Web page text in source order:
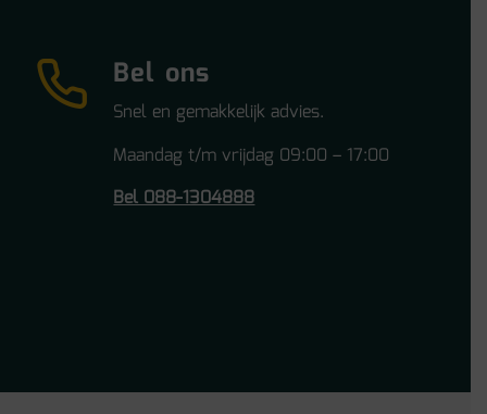
Bel ons
Snel en gemakkelijk advies.
Maandag t/m vrijdag 09:00 – 17:00
Bel 088-1304888